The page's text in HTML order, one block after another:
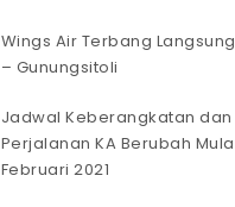
Wings Air Terbang
– Gunungsitoli
Jadwal Keberangkatan dan
Perjalanan KA Berubah
Februari 2021